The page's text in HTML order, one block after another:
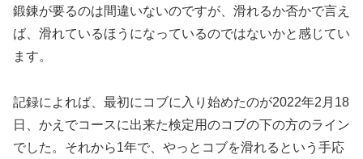
鍛錬が要るのは間違いないのですが、滑れるか否かで言え
ば、滑れているほうになっているのではないかと感じてい
ます。
記録によれば、最初にコブに入り始めたのが2022年2月18
日、かえでコースに出来た検定用のコブの下の方のライン
でした。それから1年で、やっとコブを滑れるという手応